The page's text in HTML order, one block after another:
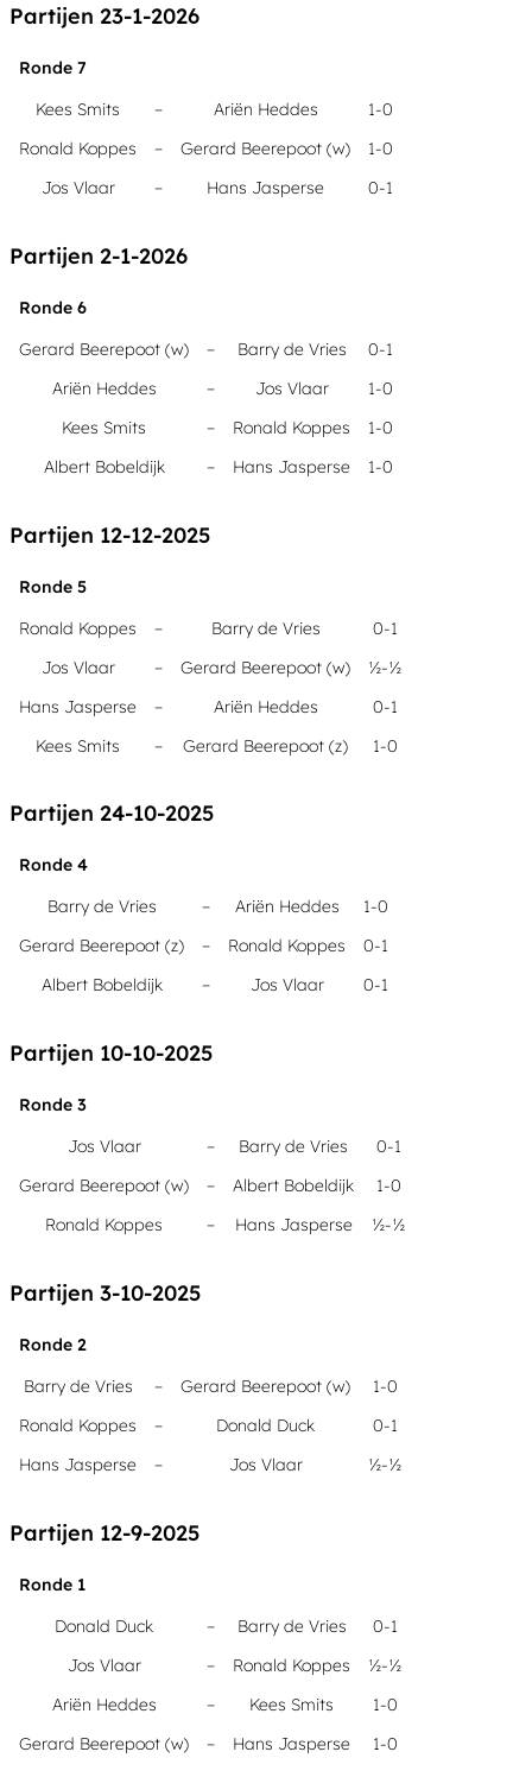
Partijen 23-1-2026
Ronde 7
Kees Smits
– Ariën Heddes
1-0
Ronald Koppes
– Gerard Beerepoot (w)
1-0
Jos Vlaar
– Hans Jasperse 0-1
Partijen 2-1-2026
Ronde 6
Gerard Beerepoot (w)
– Barry de Vries
0-1
Ariën Heddes
– Jos Vlaar
1-0
Kees Smits
– Ronald Koppes
1-0
Albert Bobeldijk
– Hans Jasperse 1-0
Partijen 12-12-2025
Ronde 5
Ronald Koppes
– Barry de Vries
0-1
Jos Vlaar
– Gerard Beerepoot (w)
½-½
Hans Jasperse
– Ariën Heddes
0-1
Kees Smits
– Gerard Beerepoot (z) 1-0
Partijen 24-10-2025
Ronde 4
Barry de Vries
– Ariën Heddes
1-0
Gerard Beerepoot (z)
– Ronald Koppes
0-1
Albert Bobeldijk
– Jos Vlaar 0-1
Partijen 10-10-2025
Ronde 3
Jos Vlaar
– Barry de Vries
0-1
Gerard Beerepoot (w)
– Albert Bobeldijk
1-0
Ronald Koppes
– Hans Jasperse ½-½
Partijen 3-10-2025
Ronde 2
Barry de Vries
– Gerard Beerepoot (w)
1-0
Ronald Koppes
– Donald Duck
0-1
Hans Jasperse
– Jos Vlaar ½-½
Partijen 12-9-2025
Ronde 1
Donald Duck
– Barry de Vries
0-1
Jos Vlaar
– Ronald Koppes
½-½
Ariën Heddes
– Kees Smits
1-0
Gerard Beerepoot (w)
– Hans Jasperse 1-0